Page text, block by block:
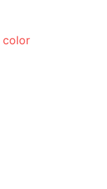
color